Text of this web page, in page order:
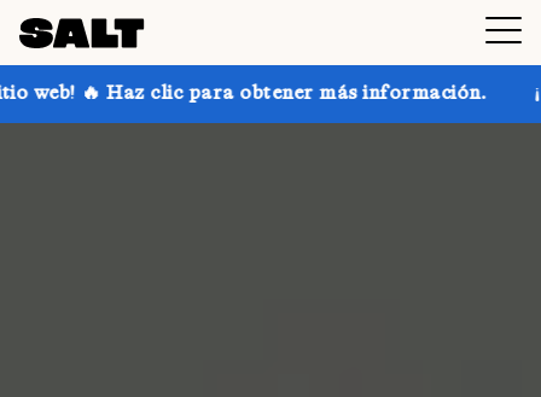
para obtener más información. ¡Consigue hasta